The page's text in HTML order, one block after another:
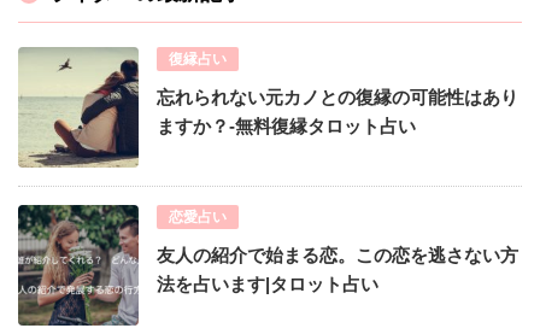
復縁占い
忘れられない元カノとの復縁の可能性はあり
ますか？-無料復縁タロット占い
恋愛占い
友人の紹介で始まる恋。この恋を逃さない方
法を占います|タロット占い